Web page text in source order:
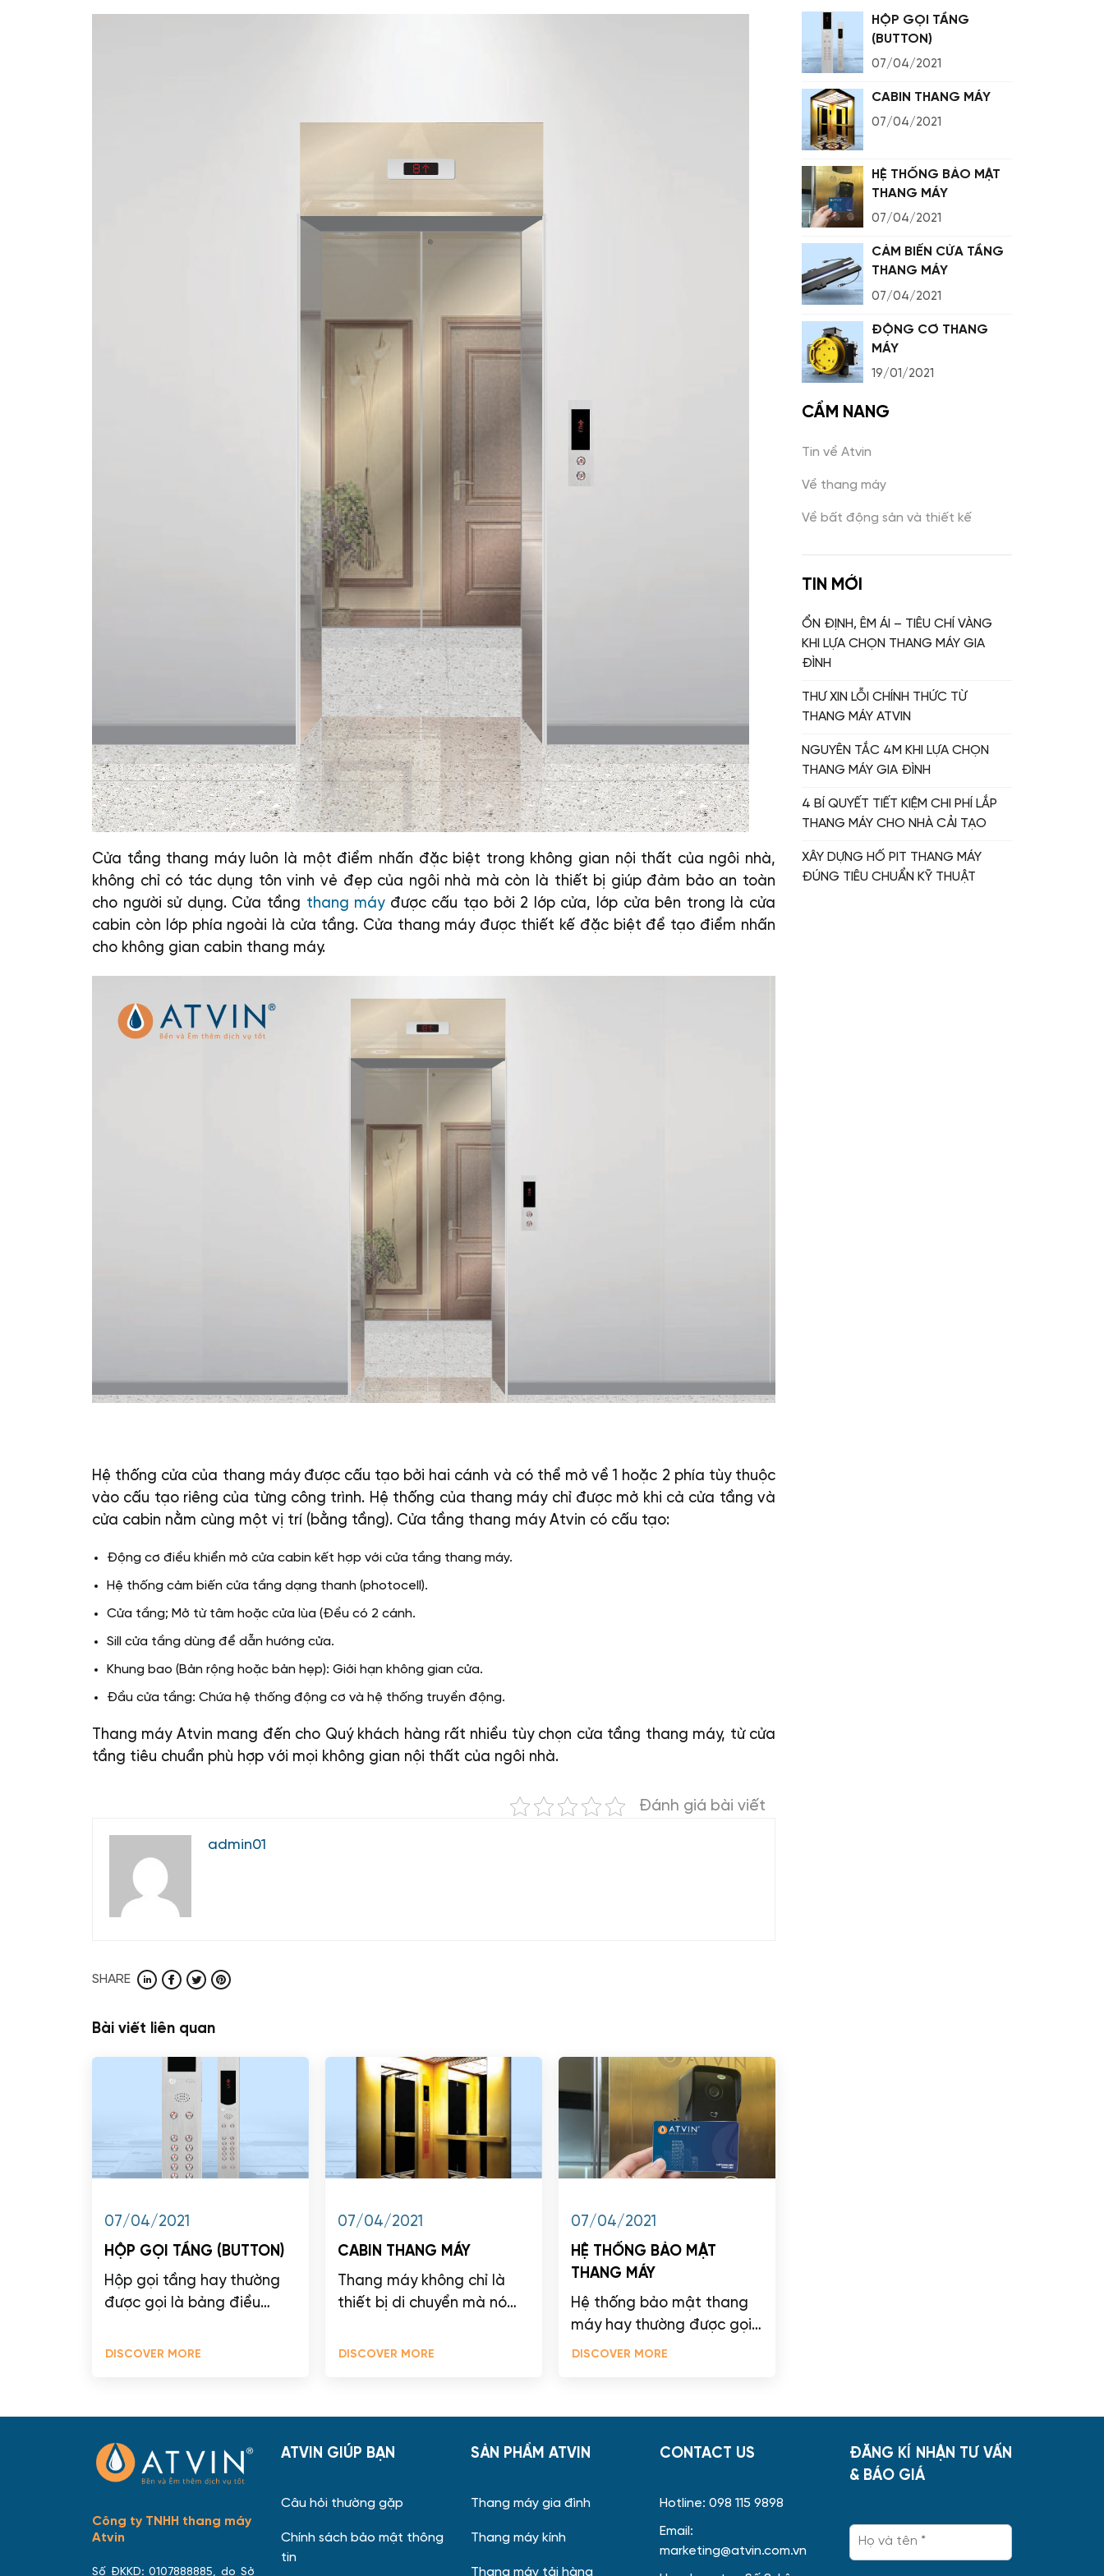
Cửa tầng thang máy luôn là một điểm nhấn đặc biệt trong không gian nội thất của ngôi nhà,
không chỉ có tác dụng tôn vinh vẻ đẹp của ngôi nhà mà còn là thiết bị giúp đảm bảo an toàn
cho người sử dụng. Cửa tầng thang máyđược cấu tạo bởi 2 lớp cửa, lớp cửa bên trong là cửa
cabin còn lớp phía ngoài là cửa tầng. Cửa thang máy được thiết kế đặc biệt để tạo điểm nhấn
cho không gian cabin thang máy.
Hệ thống cửa của thang máy được cấu tạo bởi hai cánh và có thể mở về 1 hoặc 2 phía tùy thuộc
vào cấu tạo riêng của từng công trình. Hệ thống của thang máy chỉ được mở khi cả cửa tầng và
cửa cabin nằm cùng một vị trí (bằng tầng). Cửa tầng thang máy Atvin có cấu tạo:
Động cơ điều khiển mở cửa cabin kết hợp với cửa tầng thang máy.
Hệ thống cảm biến cửa tầng dạng thanh (photocell).
Cửa tầng; Mở từ tâm hoặc cửa lùa (Đều có 2 cánh.
Sill cửa tầng dùng để dẫn hướng cửa.
Khung bao (Bản rộng hoặc bản hẹp): Giới hạn không gian cửa.
Đầu cửa tầng: Chứa hệ thống động cơ và hệ thống truyền động.
Thang máy Atvin mang đến cho Quý khách hàng rất nhiều tùy chọn cửa tầng thang máy, từ cửa
tầng tiêu chuẩn phù hợp với mọi không gian nội thất của ngôi nhà.
Đánh giá bài viết
admin01
SHARE
Bài viết liên quan
07/04/2021
HỘP GỌI TẦNG (BUTTON)
Hộp gọi tầng hay thường
được gọi là bảng điều
có vai trò làm công cụ
DISCOVER MORE
07/04/2021
CABIN THANG MÁY
Thang máy không chỉ là
thiết bị di chuyển mà nó
trọng, đẳng cấp phong...
DISCOVER MORE
07/04/2021
HỆ THỐNG BẢO MẬT
THANG MÁY
Hệ thống bảo mật thang
máy hay thường được gọi
là hệ thống kiểm soát
DISCOVER MORE
HỘP GỌI TẦNG
(BUTTON)
07/04/2021
CABIN THANG MÁY
07/04/2021
HỆ THỐNG BẢO MẬT
THANG MÁY
07/04/2021
CẢM BIẾN CỬA TẦNG
THANG MÁY
07/04/2021
ĐỘNG CƠ THANG
MÁY
19/01/2021
CẨM NANG
Tin về Atvin
Về thang máy
Về bất động sản và thiết kế
TIN MỚI
ỔN ĐỊNH, ÊM ÁI – TIÊU CHÍ VÀNG
KHI LỰA CHỌN THANG MÁY GIA
ĐÌNH
THƯ XIN LỖI CHÍNH THỨC TỪ
THANG MÁY ATVIN
NGUYÊN TẮC 4M KHI LỰA CHỌN
THANG MÁY GIA ĐÌNH
4 BÍ QUYẾT TIẾT KIỆM CHI PHÍ LẮP
THANG MÁY CHO NHÀ CẢI TẠO
XÂY DỰNG HỐ PIT THANG MÁY
ĐÚNG TIÊU CHUẨN KỸ THUẬT
Công ty TNHH thang máy
Atvin
Số ĐKKD: 0107888885, do Sở
ATVIN GIÚP BẠN
Câu hỏi thường gặp
Chính sách bảo mật thông
tin
SẢN PHẨM ATVIN
Thang máy gia đình
Thang máy kính
Thang máy tải hàng
CONTACT US
Hotline: 098 115 9898
Email:
marketing@atvin.com.vn
ĐĂNG KÍ NHẬN TƯ VẤN
& BÁO GIÁ